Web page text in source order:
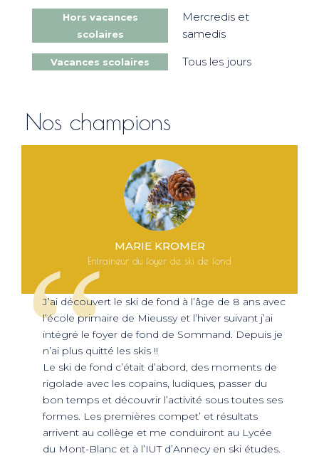
NORDIC
Hors vacances
scolaires
Mercredis et
samedis
Vacances scolaires Tous les jours
Nos champions
MARIE KROMER
Entraineur du foyer de ski de fond
‘‘
J’ai découvert le ski de fond à l’âge de 8 ans avec
l’école primaire de Mieussy et l’hiver suivant j’ai
intégré le foyer de fond de Sommand. Depuis je
n’ai plus quitté les skis !!
Le ski de fond c’était d’abord, des moments de
rigolade avec les copains, ludiques, passer du
bon temps et découvrir l’activité sous toutes ses
formes. Les premières compet’ et résultats
arrivent au collège et me conduiront au Lycée
du Mont-Blanc et à l’IUT d’Annecy en ski études.